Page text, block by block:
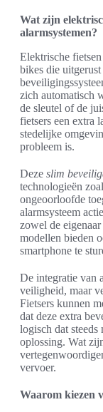
Wat zijn
alarmsystemen?
Elektrische
bikes die
zich automatisch
de sleutel of de
fietsers een extra
stedelijke
probleem is.
Deze slim
technologieën
ongeoorloofde
alarmsysteem
zowel de
modellen bieden
smartphone te
De integratie van
veiligheid, maar
Fietsers kunnen
dat deze extra
logisch dat steeds
oplossing. Wat
vervoer.
Waarom kiezen